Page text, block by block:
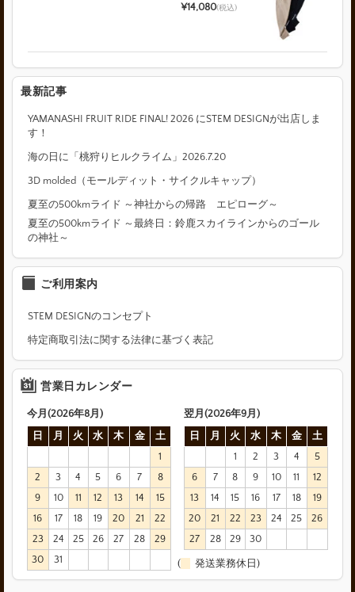
¥14,080(税込)
最新記事
YAMANASHI FRUIT RIDE FINAL! 2026 にSTEM DESIGNが出店しま
す！
海の日に「桃狩りヒルクライム」2026.7.20
3D molded（モールディット・サイクルキャップ）
夏至の500kmライド ～神社からの帰路 エピローグ～
夏至の500kmライド ～最終日：鈴鹿スカイラインからのゴール
の神社～
ご利用案内
STEM DESIGNのコンセプト
特定商取引法に関する法律に基づく表記
営業日カレンダー
今月(2026年8月)
日
月 火 水 木 金
土
1
2
3 4 5 6 7
8
9
10 11 12 13 14
15
16
17 18 19 20 21
22
23
24 25 26 27 28
29
30
31
翌月(2026年9月)
日
月 火 水 木 金
土
1
2 3 4
5
6
7 8 9 10 11
12
13
14 15 16 17 18
19
20
21 22 23 24 25
26
27
28 29 30
( 発送業務休日)